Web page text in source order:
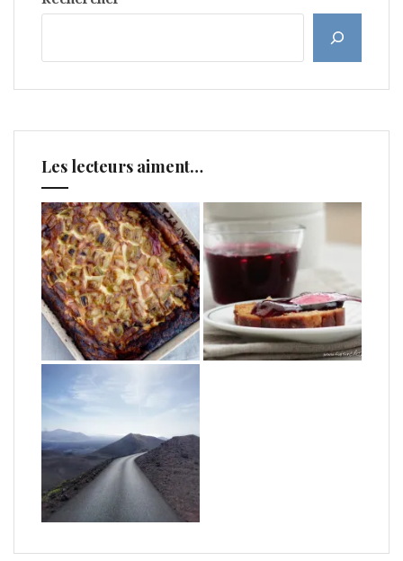
Les lecteurs aiment…